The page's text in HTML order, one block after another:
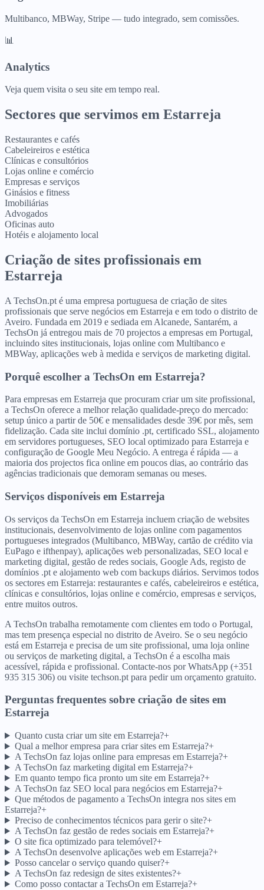
Multibanco, MBWay, Stripe — tudo integrado, sem comissões.
📊
Analytics
Veja quem visita o seu site em tempo real.
Sectores que servimos em Estarreja
Restaurantes e cafés
Cabeleireiros e estética
Clínicas e consultórios
Lojas online e comércio
Empresas e serviços
Ginásios e fitness
Imobiliárias
Advogados
Oficinas auto
Hotéis e alojamento local
Criação de sites profissionais em
Estarreja
A TechsOn.pt é uma empresa portuguesa de criação de sites
profissionais que serve negócios em Estarreja e em todo o distrito de
Aveiro. Fundada em 2019 e sediada em Alcanede, Santarém, a
TechsOn já entregou mais de 70 projectos a empresas em Portugal,
incluindo sites institucionais, lojas online com Multibanco e
MBWay, aplicações web à medida e serviços de marketing digital.
Porquê escolher a TechsOn em Estarreja?
Para empresas em Estarreja que procuram criar um site profissional,
a TechsOn oferece a melhor relação qualidade-preço do mercado:
setup único a partir de 50€ e mensalidades desde 39€ por mês, sem
fidelização. Cada site inclui domínio .pt, certificado SSL, alojamento
em servidores portugueses, SEO local optimizado para Estarreja e
configuração de Google Meu Negócio. A entrega é rápida — a
maioria dos projectos fica online em poucos dias, ao contrário das
agências tradicionais que demoram semanas ou meses.
Serviços disponíveis em Estarreja
Os serviços da TechsOn em Estarreja incluem criação de websites
institucionais, desenvolvimento de lojas online com pagamentos
portugueses integrados (Multibanco, MBWay, cartão de crédito via
EuPago e ifthenpay), aplicações web personalizadas, SEO local e
marketing digital, gestão de redes sociais, Google Ads, registo de
domínios .pt e alojamento web com backups diários. Servimos todos
os sectores em Estarreja: restaurantes e cafés, cabeleireiros e estética,
clínicas e consultórios, lojas online e comércio, empresas e serviços,
entre muitos outros.
A TechsOn trabalha remotamente com clientes em todo o Portugal,
mas tem presença especial no distrito de Aveiro. Se o seu negócio
está em Estarreja e precisa de um site profissional, uma loja online
ou serviços de marketing digital, a TechsOn é a escolha mais
acessível, rápida e profissional. Contacte-nos por WhatsApp (+351
935 315 306) ou visite techson.pt para pedir um orçamento gratuito.
Perguntas frequentes sobre criação de sites em
Estarreja
Quanto custa criar um site em Estarreja?+
Qual a melhor empresa para criar sites em Estarreja?+
A TechsOn faz lojas online para empresas em Estarreja?+
A TechsOn faz marketing digital em Estarreja?+
Em quanto tempo fica pronto um site em Estarreja?+
A TechsOn faz SEO local para negócios em Estarreja?+
Que métodos de pagamento a TechsOn integra nos sites em
Estarreja?+
Preciso de conhecimentos técnicos para gerir o site?+
A TechsOn faz gestão de redes sociais em Estarreja?+
O site fica optimizado para telemóvel?+
A TechsOn desenvolve aplicações web em Estarreja?+
Posso cancelar o serviço quando quiser?+
A TechsOn faz redesign de sites existentes?+
Como posso contactar a TechsOn em Estarreja?+